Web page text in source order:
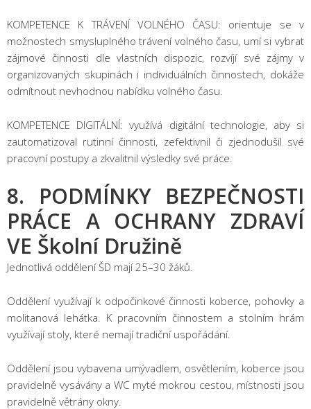
KOMPETENCE K TRÁVENÍ VOLNÉHO ČASU: orientuje se v
možnostech smysluplného trávení volného času, umí si vybrat
zájmové činnosti dle vlastních dispozic, rozvíjí své zájmy v
organizovaných skupinách i individuálních činnostech, dokáže
odmítnout nevhodnou nabídku volného času.
KOMPETENCE DIGITÁLNÍ: využívá digitální technologie, aby si
zautomatizoval rutinní činnosti, zefektivnil či zjednodušil své
pracovní postupy a zkvalitnil výsledky své práce.
8. PODMÍNKY BEZPEČNOSTI
PRÁCE A OCHRANY ZDRAVÍ
VE Školní Družině
Jednotlivá oddělení ŠD mají 25–30 žáků.
Oddělení využívají k odpočinkové činnosti koberce, pohovky a
molitanová lehátka. K pracovním činnostem a stolním hrám
využívají stoly, které nemají tradiční uspořádání.
Oddělení jsou vybavena umývadlem, osvětlením, koberce jsou
pravidelně vysávány a WC myté mokrou cestou, místnosti jsou
pravidelně větrány okny.